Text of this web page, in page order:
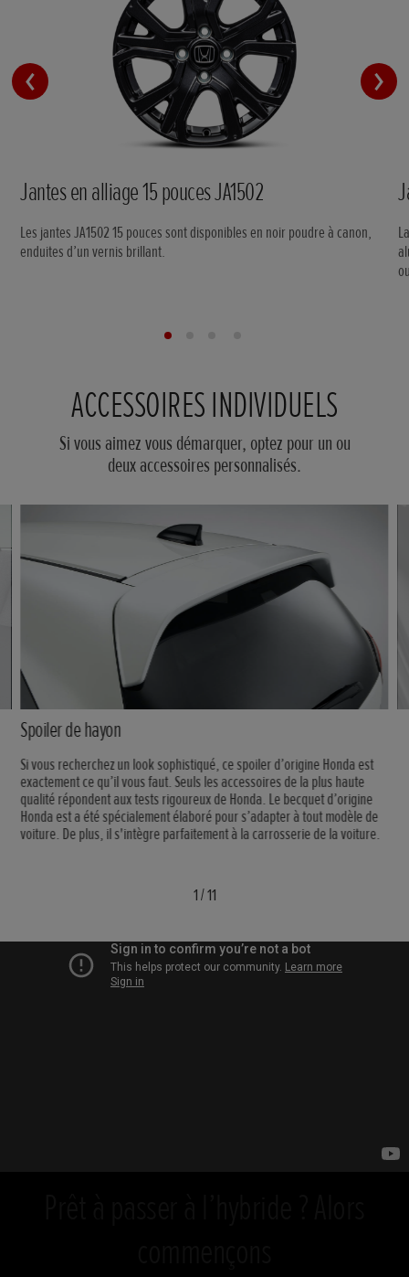
Jantes en alliage 15 pouces JA1502
Les jantes JA1502 15 pouces sont disponibles en noir poudre à canon,
enduites d’un vernis brillant.
ACCESSOIRES INDIVIDUELS
Si vous aimez vous démarquer, optez pour un ou
deux accessoires personnalisés.
Spoiler de hayon
Si vous recherchez un look sophistiqué, ce spoiler d’origine Honda est
exactement ce qu’il vous faut. Seuls les accessoires de la plus haute
qualité répondent aux tests rigoureux de Honda. Le becquet d’origine
Honda est a été spécialement élaboré pour s’adapter à tout modèle de
voiture. De plus, il s'intègre parfaitement à la carrosserie de la voiture.
1/11